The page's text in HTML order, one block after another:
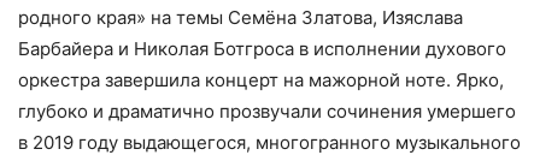
родного края» на темы Семёна Златова, Изяслава
Барбайера и Николая Ботгроса в исполнении духового
оркестра завершила концерт на мажорной ноте. Ярко,
глубоко и драматично прозвучали сочинения умершего
в 2019 году выдающегося, многогранного музыкального